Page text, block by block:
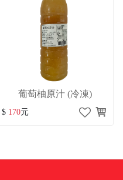
葡萄柚原汁 (冷凍)
$ 170元